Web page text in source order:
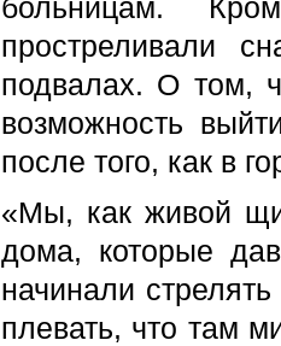
больницам.
простреливали
подвалах. О том,
возможность
после того, как в
«Мы, как живой
дома, которые
начинали
плевать, что там